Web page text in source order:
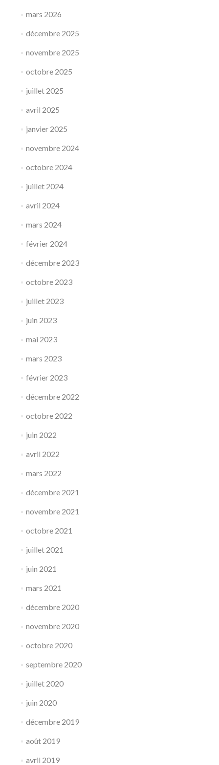
mars 2026
décembre 2025
novembre 2025
octobre 2025
juillet 2025
avril 2025
janvier 2025
novembre 2024
octobre 2024
juillet 2024
avril 2024
mars 2024
février 2024
décembre 2023
octobre 2023
juillet 2023
juin 2023
mai 2023
mars 2023
février 2023
décembre 2022
octobre 2022
juin 2022
avril 2022
mars 2022
décembre 2021
novembre 2021
octobre 2021
juillet 2021
juin 2021
mars 2021
décembre 2020
novembre 2020
octobre 2020
septembre 2020
juillet 2020
juin 2020
décembre 2019
août 2019
avril 2019